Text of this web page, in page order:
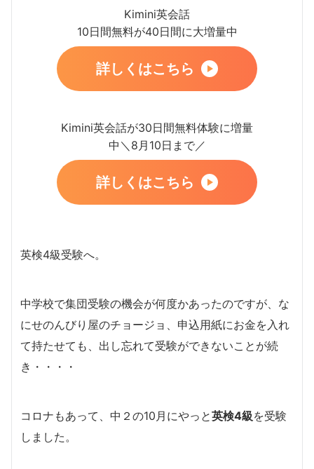
Kimini英会話
10日間無料が40日間に大増量中
詳しくはこちら
Kimini英会話が30日間無料体験に増量
中＼8月10日まで／
詳しくはこちら
英検4級受験へ。
中学校で集団受験の機会が何度かあったのですが、な
にせのんびり屋のチョージョ、申込用紙にお金を入れ
て持たせても、出し忘れて受験ができないことが続
き・・・・
コロナもあって、中２の10月にやっと英検4級を受験
しました。